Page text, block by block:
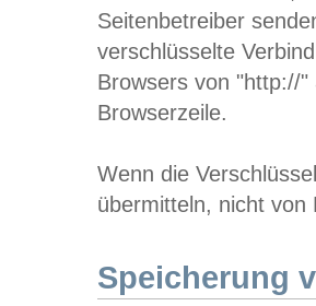
Seitenbetreiber
verschlüsselte
Browsers von "http://
Browserzeile.
Wenn die
übermitteln, nicht von
Speicherung